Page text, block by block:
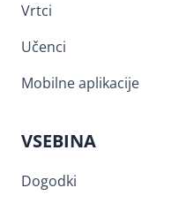
Vrtci
Učenci
Mobilne aplikacije
VSEBINA
Dogodki